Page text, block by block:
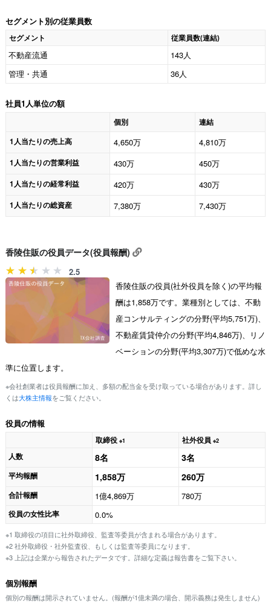
セグメント別の従業員数
セグメント 従業員数(連結)
不動産流通
143人
管理・共通
36人
社員1人単位の額
個別
連結
1人当たりの売上高
4,650万 4,810万
1人当たりの営業利益 430万 450万
1人当たりの経常利益 420万 430万
1人当たりの総資産 7,380万 7,430万
香陵住販の役員データ(役員報酬)
2.5
香陵住販の役員(社外役員を除く)の平均報
酬は1,858万です。業種別としては、不動
産コンサルティングの分野(平均5,751万)、
不動産賃貸仲介の分野(平均4,846万)、リノ
ベーションの分野(平均3,307万)で低めな水
準に位置します。
※会社創業者は役員報酬に加え、多額の配当金を受け取っている場合があります。詳し
くは大株主情報をご覧ください。
役員の情報
取締役 ※1 社外役員 ※2
人数 8名 3名
平均報酬 1,858万 260万
合計報酬 1億4,869万 780万
役員の女性比率 0.0%
※1 取締役の項目に社外取締役、監査等委員が含まれる場合があります。
※2 社外取締役・社外監査役、もしくは監査等委員になります。
※3 上記は企業から報告されたデータです。詳細な定義は報告書をご覧下さい。
個別報酬
個別の報酬は開示されていません。(報酬が1億未満の場合、開示義務は発生しません)